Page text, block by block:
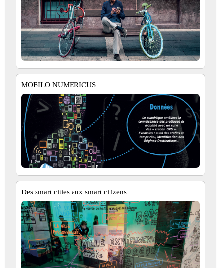
MOBILO NUMERICUS
Des smart cities aux smart citizens